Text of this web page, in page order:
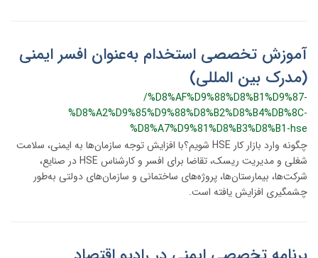
آموزش تخصصی استخدام به‌عنوان افسر ایمنی
(مدرک بین المللی)
/%D8%AF%D9%88%D8%B1%D9%87-
%D8%A2%D9%85%D9%88%D8%B2%D8%B4%DB%8C-
%D8%A7%D9%81%D8%B3%D8%B1-hse
چگونه وارد بازار کار HSE شویم؟با افزایش توجه سازمان‌ها به ایمنی، سلامت
شغلی و مدیریت ریسک، تقاضا برای افسر و کارشناس HSE در صنایع،
شرکت‌ها، بیمارستان‌ها، پروژه‌های ساختمانی و سازمان‌های دولتی به‌طور
چشمگیری افزایش یافته است.